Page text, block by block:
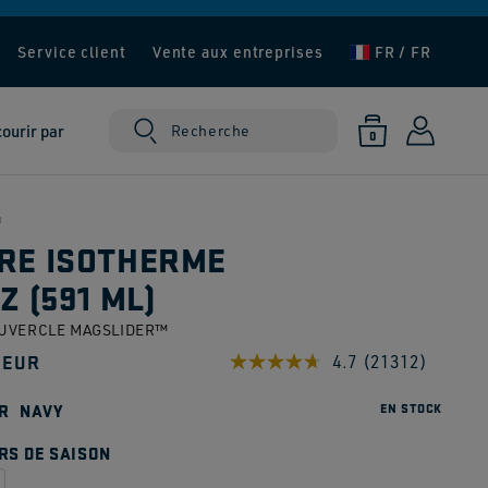
Service client Vente aux entreprises FR / FR
par Recherche Panier
0
0 articleConnexion
ISOTHERME
(591 ML)
MAGSLIDER™
4.7 Lire
avis.
(21312)
NAVY EN STOCK
DE SAISON